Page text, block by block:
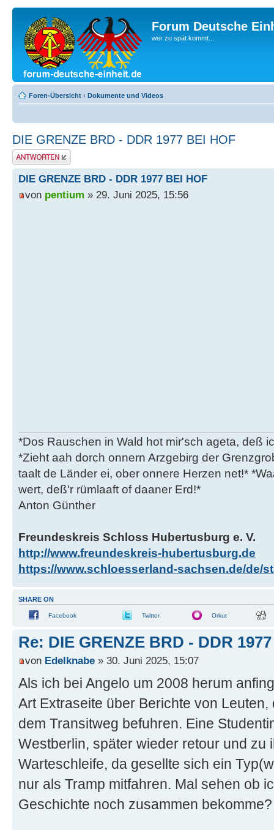
Forum Deutsche
wer zu spät kommt...
Foren-Übersicht ‹ Dokumente und Videos
DIE GRENZE BRD - DDR 1977 BEI HOF
Antwort erstellen
DIE GRENZE BRD - DDR 1977 BEI HOF
von pentium » 29. Juni 2025, 15:56
*Dos Rauschen in Wald hot mir'sch ageta, deß
*Zieht aah dorch onnern Arzgebirg der
taalt de Länder ei, ober onnere Herzen net!*
wert, deß'r rümlaaft of daaner Erd!*
Anton Günther
Freundeskreis Schloss Hubertusburg e. V.
http://www.freundeskreis-hubertusburg.de
https://www.schloesserland-sachsen.de/de/
SHARE ON
Facebook Twitter Orkut
Re: DIE GRENZE BRD - DDR
von Edelknabe » 30. Juni 2025, 15:07
Als ich bei Angelo um 2008 herum
Art Extraseite über Berichte von
dem Transitweg befuhren. Eine
Westberlin, später wieder retour und zu
Warteschleife, da gesellte sich ein
nur als Tramp mitfahren. Mal sehen ob
Geschichte noch zusammen bekomme?